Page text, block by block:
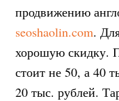
продвижению
seoshaolin.com.
хорошую скидку.
стоит не 50, а 40
20 тыс. рублей.